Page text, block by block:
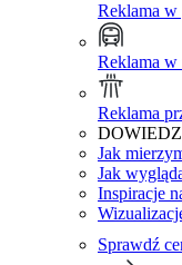
Reklama w
Reklama w
Reklama
Jak
Jak
Inspiracje
Sprawdź